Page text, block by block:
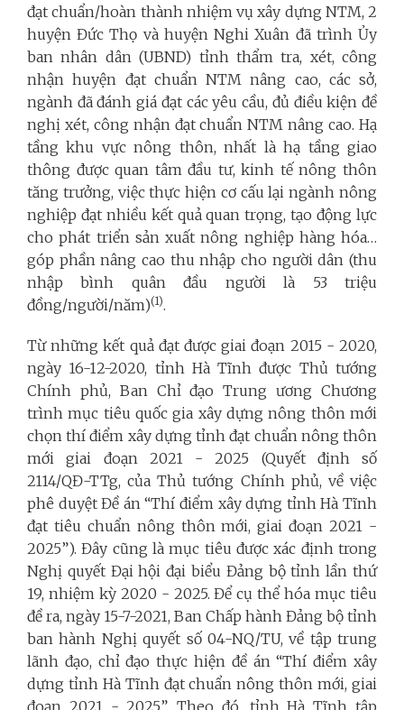
đạt chuẩn/hoàn thành nhiệm vụ xây dựng NTM, 2
huyện Đức Thọ và huyện Nghi Xuân đã trình Ủy
ban nhân dân (UBND) tỉnh thẩm tra, xét, công
nhận huyện đạt chuẩn NTM nâng cao, các sở,
ngành đã đánh giá đạt các yêu cầu, đủ điều kiện đề
nghị xét, công nhận đạt chuẩn NTM nâng cao. Hạ
tầng khu vực nông thôn, nhất là hạ tầng giao
thông được quan tâm đầu tư, kinh tế nông thôn
tăng trưởng, việc thực hiện cơ cấu lại ngành nông
nghiệp đạt nhiều kết quả quan trọng, tạo động lực
cho phát triển sản xuất nông nghiệp hàng hóa…
góp phần nâng cao thu nhập cho người dân (thu
nhập bình quân đầu người là 53 triệu
đồng/người/năm)(1).
Từ những kết quả đạt được giai đoạn 2015 - 2020,
ngày 16-12-2020, tỉnh Hà Tĩnh được Thủ tướng
Chính phủ, Ban Chỉ đạo Trung ương Chương
trình mục tiêu quốc gia xây dựng nông thôn mới
chọn thí điểm xây dựng tỉnh đạt chuẩn nông thôn
mới giai đoạn 2021 - 2025 (Quyết định số
2114/QĐ-TTg, của Thủ tướng Chính phủ, về việc
phê duyệt Đề án “Thí điểm xây dựng tỉnh Hà Tĩnh
đạt tiêu chuẩn nông thôn mới, giai đoạn 2021 -
2025”). Đây cũng là mục tiêu được xác định trong
Nghị quyết Đại hội đại biểu Đảng bộ tỉnh lần thứ
19, nhiệm kỳ 2020 - 2025. Để cụ thể hóa mục tiêu
đề ra, ngày 15-7-2021, Ban Chấp hành Đảng bộ tỉnh
ban hành Nghị quyết số 04-NQ/TU, về tập trung
lãnh đạo, chỉ đạo thực hiện đề án “Thí điểm xây
dựng tỉnh Hà Tĩnh đạt chuẩn nông thôn mới, giai